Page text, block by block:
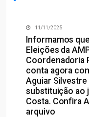
11/11/2025
Informamos
Eleições da
Coordenadoria
conta agora
Aguiar
substituição ao
Costa. Confira
arquivo